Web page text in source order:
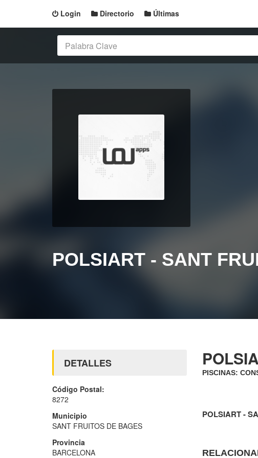
Login Directorio Últimas
POLSIART - SANT
PISCINAS:
POLSIART -
DETALLES
Código Postal:
8272
Municipio
SANT FRUITOS DE BAGES
Provincia
BARCELONA